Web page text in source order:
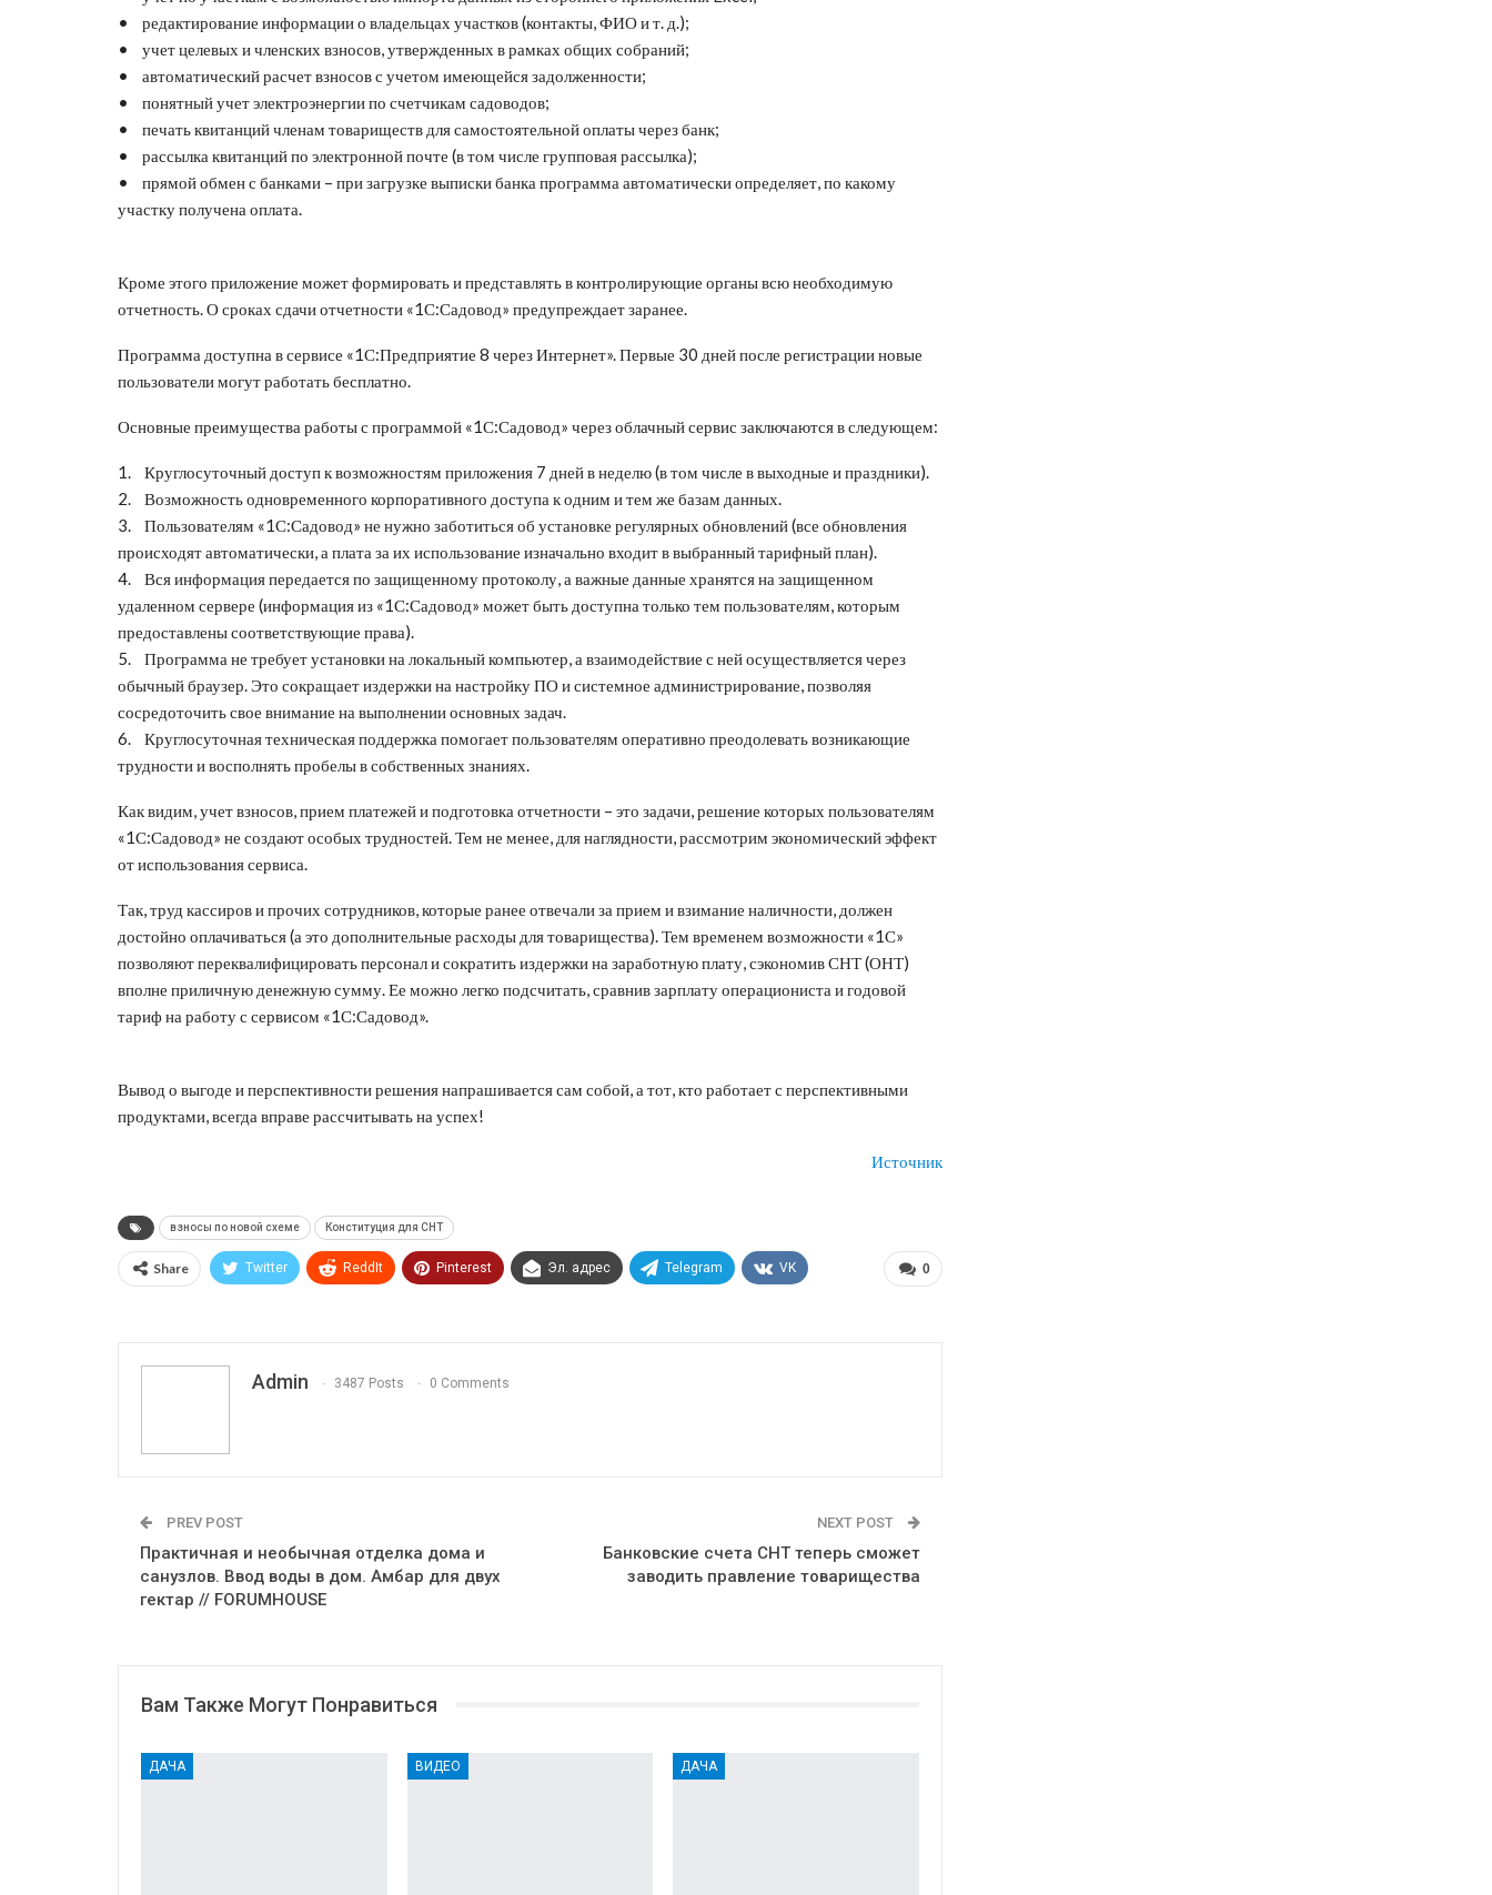
• редактирование информации о владельцах участков (контакты, ФИО и т. д.);
• учет целевых и членских взносов, утвержденных в рамках общих собраний;
• автоматический расчет взносов с учетом имеющейся задолженности;
• понятный учет электроэнергии по счетчикам садоводов;
• печать квитанций членам товариществ для самостоятельной оплаты через банк;
• рассылка квитанций по электронной почте (в том числе групповая рассылка);
• прямой обмен с банками – при загрузке выписки банка программа автоматически определяет, по какому
участку получена оплата.
Кроме этого приложение может формировать и представлять в контролирующие органы всю необходимую
отчетность. О сроках сдачи отчетности «1С:Садовод» предупреждает заранее.
Программа доступна в сервисе «1С:Предприятие 8 через Интернет». Первые 30 дней после регистрации новые
пользователи могут работать бесплатно.
Основные преимущества работы с программой «1С:Садовод» через облачный сервис заключаются в следующем:
1. Круглосуточный доступ к возможностям приложения 7 дней в неделю (в том числе в выходные и праздники).
2. Возможность одновременного корпоративного доступа к одним и тем же базам данных.
3. Пользователям «1С:Садовод» не нужно заботиться об установке регулярных обновлений (все обновления
происходят автоматически, а плата за их использование изначально входит в выбранный тарифный план).
4. Вся информация передается по защищенному протоколу, а важные данные хранятся на защищенном
удаленном сервере (информация из «1С:Садовод» может быть доступна только тем пользователям, которым
предоставлены соответствующие права).
5. Программа не требует установки на локальный компьютер, а взаимодействие с ней осуществляется через
обычный браузер. Это сокращает издержки на настройку ПО и системное администрирование, позволяя
сосредоточить свое внимание на выполнении основных задач.
6. Круглосуточная техническая поддержка помогает пользователям оперативно преодолевать возникающие
трудности и восполнять пробелы в собственных знаниях.
Как видим, учет взносов, прием платежей и подготовка отчетности – это задачи, решение которых пользователям
«1С:Садовод» не создают особых трудностей. Тем не менее, для наглядности, рассмотрим экономический эффект
от использования сервиса.
Так, труд кассиров и прочих сотрудников, которые ранее отвечали за прием и взимание наличности, должен
достойно оплачиваться (а это дополнительные расходы для товарищества). Тем временем возможности «1С»
позволяют переквалифицировать персонал и сократить издержки на заработную плату, сэкономив СНТ (ОНТ)
вполне приличную денежную сумму. Ее можно легко подсчитать, сравнив зарплату операциониста и годовой
тариф на работу с сервисом «1С:Садовод».
Вывод о выгоде и перспективности решения напрашивается сам собой, а тот, кто работает с перспективными
продуктами, всегда вправе рассчитывать на успех!
Источник
взносы по новой схеме Конституция для СНТ
0
Share Twitter ReddIt Pinterest Эл. адрес Telegram VK
Admin 3487 Posts 0 Comments
PREV POST
Практичная и необычная отделка дома и
санузлов. Ввод воды в дом. Амбар для двух
гектар // FORUMHOUSE
NEXT POST
Банковские счета СНТ теперь сможет
заводить правление товарищества
Вам Также Могут Понравиться
ДАЧА ВИДЕО ДАЧА